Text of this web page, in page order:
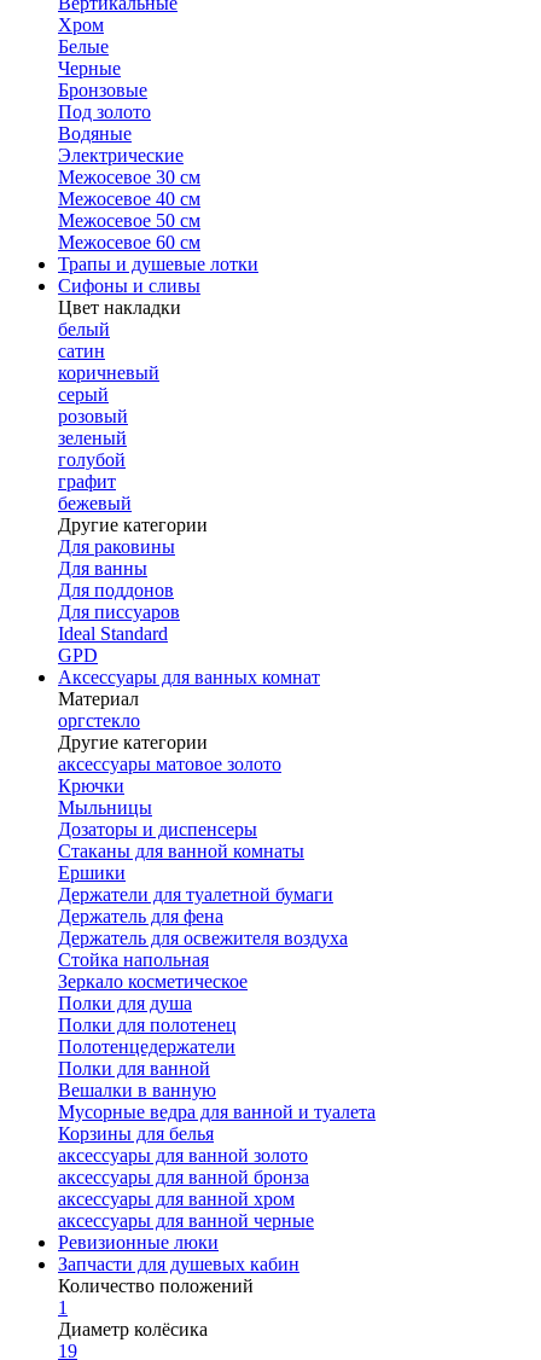
Хром
Белые
Черные
Бронзовые
Под золото
Водяные
Электрические
Межосевое 30 см
Межосевое 40 см
Межосевое 50 см
Межосевое 60 см
Трапы и душевые лотки
Сифоны и сливы
Цвет накладки
белый
сатин
коричневый
серый
розовый
зеленый
голубой
графит
бежевый
Другие категории
Для раковины
Для ванны
Для поддонов
Для писсуаров
Ideal Standard
GPD
Аксессуары для ванных комнат
Материал
оргстекло
Другие категории
аксессуары матовое золото
Крючки
Мыльницы
Дозаторы и диспенсеры
Стаканы для ванной комнаты
Ершики
Держатели для туалетной бумаги
Держатель для фена
Держатель для освежителя воздуха
Стойка напольная
Зеркало косметическое
Полки для душа
Полки для полотенец
Полотенцедержатели
Полки для ванной
Вешалки в ванную
Мусорные ведра для ванной и туалета
Корзины для белья
аксессуары для ванной золото
аксессуары для ванной бронза
аксессуары для ванной хром
аксессуары для ванной черные
Ревизионные люки
Запчасти для душевых кабин
Количество положений
1
Диаметр колёсика
19